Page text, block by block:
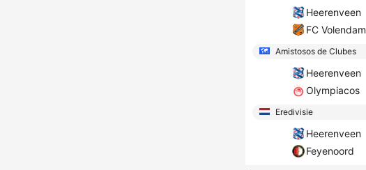
Heerenveen
FC Volendam
Amistosos de Clubes
Heerenveen
Olympiacos
Eredivisie
Heerenveen
Feyenoord